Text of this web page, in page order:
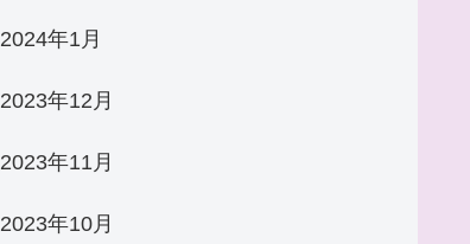
2024年1月
2023年12月
2023年11月
2023年10月